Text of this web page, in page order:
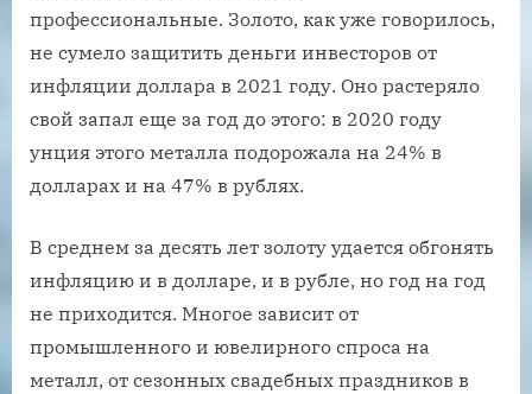
профессиональные. Золото, как уже говорилось,
не сумело защитить деньги инвесторов от
инфляции доллара в 2021 году. Оно растеряло
свой запал еще за год до этого: в 2020 году
унция этого металла подорожала на 24% в
долларах и на 47% в рублях.
В среднем за десять лет золоту удается обгонять
инфляцию и в долларе, и в рубле, но год на год
не приходится. Многое зависит от
промышленного и ювелирного спроса на
металл, от сезонных свадебных праздников в